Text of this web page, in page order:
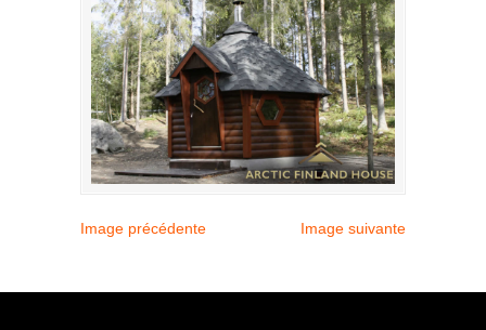
Image précédente Image suivante